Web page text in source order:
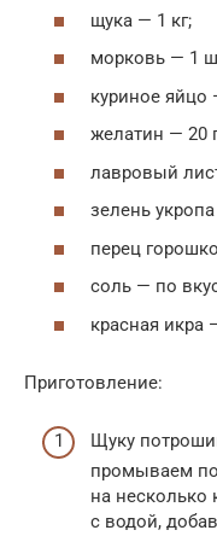
щука — 1 кг;
морковь — 1
куриное яйцо
желатин — 20
лавровый
зелень
перец
соль — по
красная икра
Приготовление:
Щуку
промываем
на
с водой,